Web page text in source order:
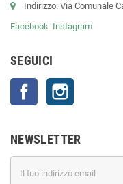
Indirizzo: Via Comunale
Facebook Instagram
SEGUICI
Facebook
NEWSLETTER